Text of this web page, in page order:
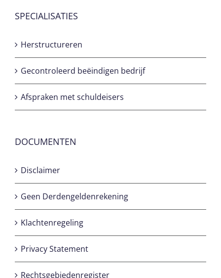
SPECIALISATIES
Herstructureren
Gecontroleerd beëindigen bedrijf
Afspraken met schuldeisers
DOCUMENTEN
Disclaimer
Geen Derdengeldenrekening
Klachtenregeling
Privacy Statement
Rechtsgebiedenregister